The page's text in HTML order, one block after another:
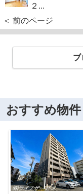
２...
＜ 前のページ
ブ
おすすめ物件